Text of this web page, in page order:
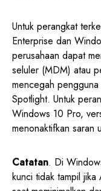
Untuk perangkat
Enterprise dan
perusahaan dapat
seluler (MDM) atau
mencegah
Spotlight. Untuk
Windows 10 Pro,
menonaktifkan saran
Catatan. Di
kunci tidak tampil